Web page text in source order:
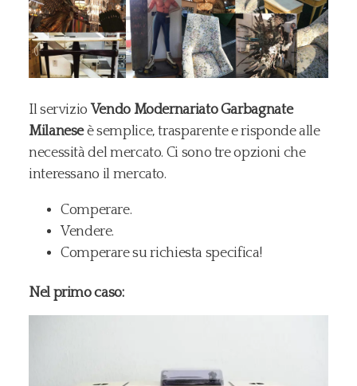
Il servizioVendo Modernariato Garbagnate
Milaneseè semplice, trasparente e risponde alle
necessità del mercato. Ci sono tre opzioni che
interessano il mercato.
Comperare.
Vendere.
Comperare su richiesta specifica!
Nel primo caso: